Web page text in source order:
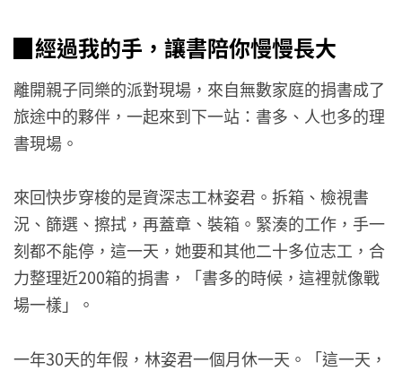
▉經過我的手，讓書陪你慢慢長大
離開親子同樂的派對現場，來自無數家庭的捐書成了
旅途中的夥伴，一起來到下一站：書多、人也多的理
書現場。
來回快步穿梭的是資深志工林姿君。拆箱、檢視書
況、篩選、擦拭，再蓋章、裝箱。緊湊的工作，手一
刻都不能停，這一天，她要和其他二十多位志工，合
力整理近200箱的捐書，「書多的時候，這裡就像戰
場一樣」。
一年30天的年假，林姿君一個月休一天。「這一天，